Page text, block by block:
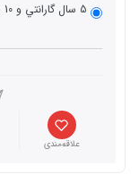
5 سال گارانتي و 10 سال خدمات پس از فروش
علاقه‌مندی